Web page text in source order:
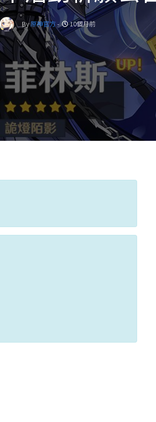
By原神官方- 10個月前